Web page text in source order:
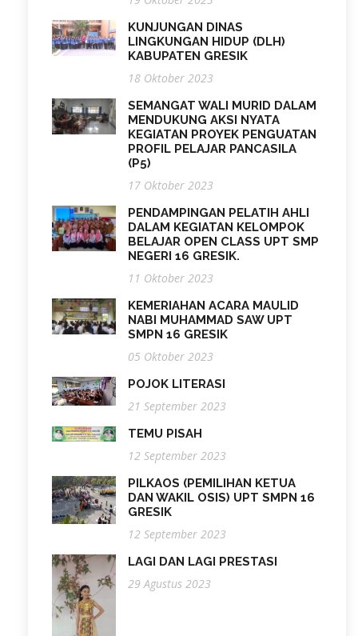
KUNJUNGAN DINAS
LINGKUNGAN HIDUP (DLH)
KABUPATEN GRESIK
18 Oktober 2023
SEMANGAT WALI MURID DALAM
MENDUKUNG AKSI NYATA
KEGIATAN PROYEK PENGUATAN
PROFIL PELAJAR PANCASILA
(P5)
17 Oktober 2023
PENDAMPINGAN PELATIH AHLI
DALAM KEGIATAN KELOMPOK
BELAJAR OPEN CLASS UPT SMP
NEGERI 16 GRESIK.
11 Oktober 2023
KEMERIAHAN ACARA MAULID
NABI MUHAMMAD SAW UPT
SMPN 16 GRESIK
05 Oktober 2023
POJOK LITERASI
21 September 2023
TEMU PISAH
12 September 2023
PILKAOS (PEMILIHAN KETUA
DAN WAKIL OSIS) UPT SMPN 16
GRESIK
12 September 2023
LAGI DAN LAGI PRESTASI
29 Agustus 2023